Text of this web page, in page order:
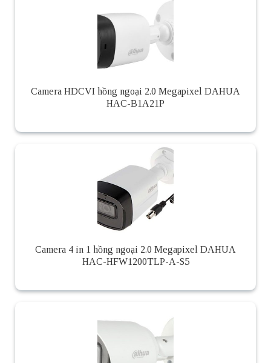
Camera HDCVI hồng ngoại 2.0 Megapixel DAHUA
HAC-B1A21P
Camera 4 in 1 hồng ngoại 2.0 Megapixel DAHUA
HAC-HFW1200TLP-A-S5